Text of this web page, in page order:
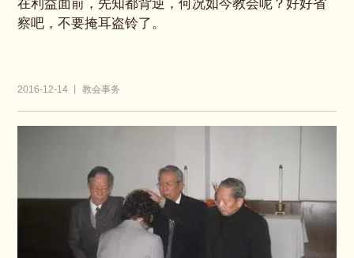
在利益面前，先知都背逆，何况如今教会呢？好好省
察吧，不要掩耳盗铃了。
2016-12-14 丨 教会事务